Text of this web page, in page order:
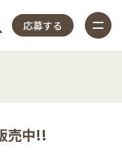
応募する
集
売中!!